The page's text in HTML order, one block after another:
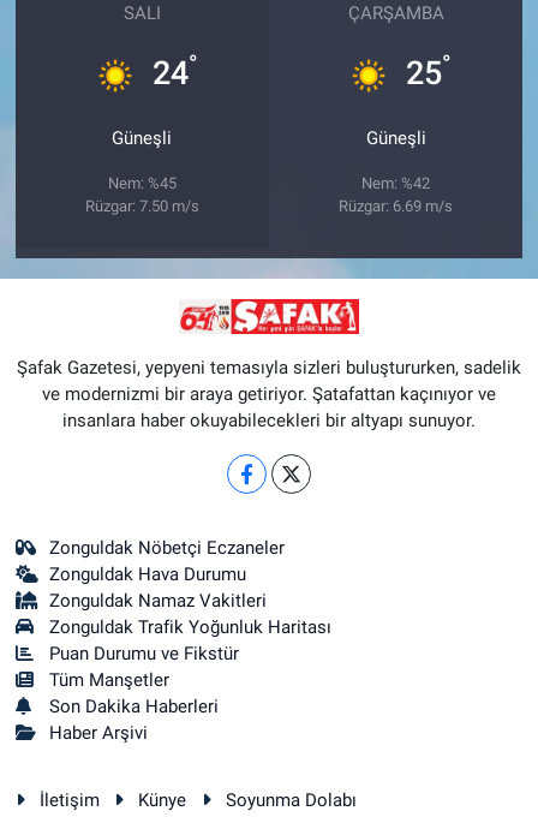
SALI
24°
Güneşli
Nem: %45
Rüzgar: 7.50 m/s
ÇARŞAMBA
25°
Güneşli
Nem: %42
Rüzgar: 6.69 m/s
Şafak Gazetesi, yepyeni temasıyla sizleri buluştururken, sadelik
ve modernizmi bir araya getiriyor. Şatafattan kaçınıyor ve
insanlara haber okuyabilecekleri bir altyapı sunuyor.
Zonguldak Nöbetçi Eczaneler
Zonguldak Hava Durumu
Zonguldak Namaz Vakitleri
Zonguldak Trafik Yoğunluk Haritası
Puan Durumu ve Fikstür
Tüm Manşetler
Son Dakika Haberleri
Haber Arşivi
İletişim Künye
Soyunma Dolabı